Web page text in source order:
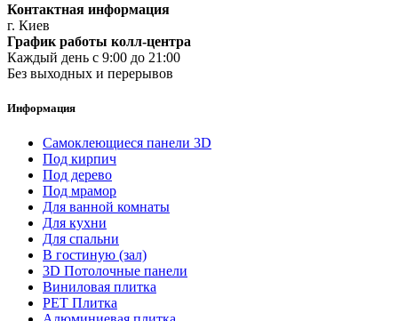
Контактная информация
г. Киев
График работы колл-центра
Каждый день с 9:00 до 21:00
Без выходных и перерывов
Информация
Самоклеющиеся панели 3D
Под кирпич
Под дерево
Под мрамор
Для ванной комнаты
Для кухни
Для спальни
В гостиную (зал)
3D Потолочные панели
Виниловая плитка
PET Плитка